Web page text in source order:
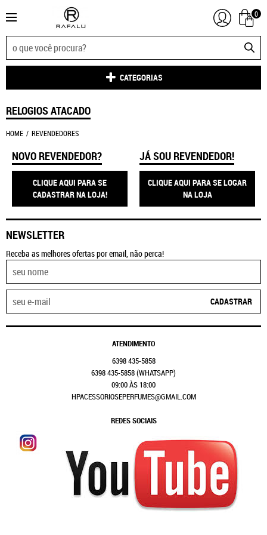
0
CATEGORIAS
RELOGIOS ATACADO
HOME REVENDEDORES
NOVO REVENDEDOR?
CLIQUE AQUI PARA SE
CADASTRAR NA LOJA!
JÁ SOU REVENDEDOR!
CLIQUE AQUI PARA SE LOGAR
NA LOJA
NEWSLETTER
Receba as melhores ofertas por email, não perca!
CADASTRAR
ATENDIMENTO
6398435-5858
6398435-5858(WHATSAPP)
09:00 ÀS 18:00
HPACESSORIOSEPERFUMES@GMAIL.COM
REDES SOCIAIS